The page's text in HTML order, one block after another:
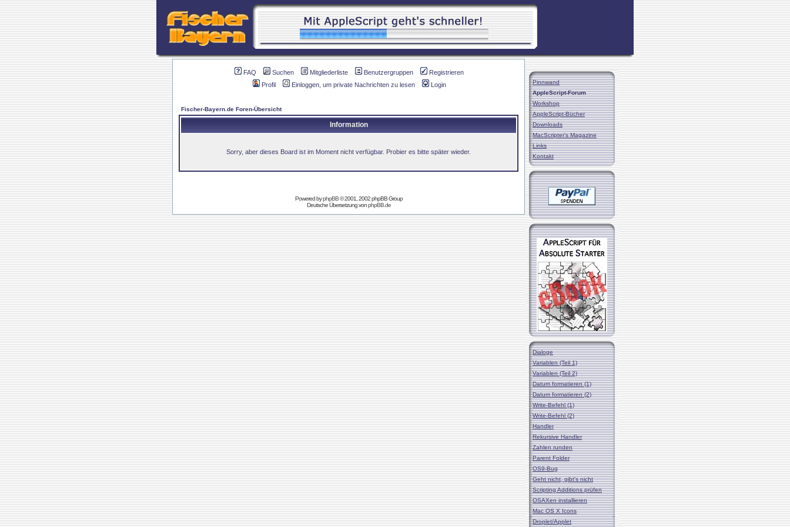
FAQ Suchen Mitgliederliste Benutzergruppen
Registrieren
Profil
Einloggen, um private Nachrichten zu lesen Login
Fischer-Bayern.de Foren-Übersicht
Information
Sorry, aber dieses Board ist im Moment nicht verfügbar. Probier es bitte später wieder.
Powered byphpBB© 2001, 2002 phpBB Group
Deutsche Übersetzung vonphpBB.de
Pinnwand
AppleScript-Forum
Workshop
AppleScript-Bücher
Downloads
MacScripter's Magazine
Links
Kontakt
Dialoge
Variablen (Teil 1)
Variablen (Teil 2)
Datum formatieren (1)
Datum formatieren (2)
Write-Befehl (1)
Write-Befehl (2)
Handler
Rekursive Handler
Zahlen runden
Parent Folder
OS9-Bug
Geht nicht, gibt's nicht
Scripting Additions prüfen
OSAXen installieren
Mac OS X Icons
Droplet/Applet